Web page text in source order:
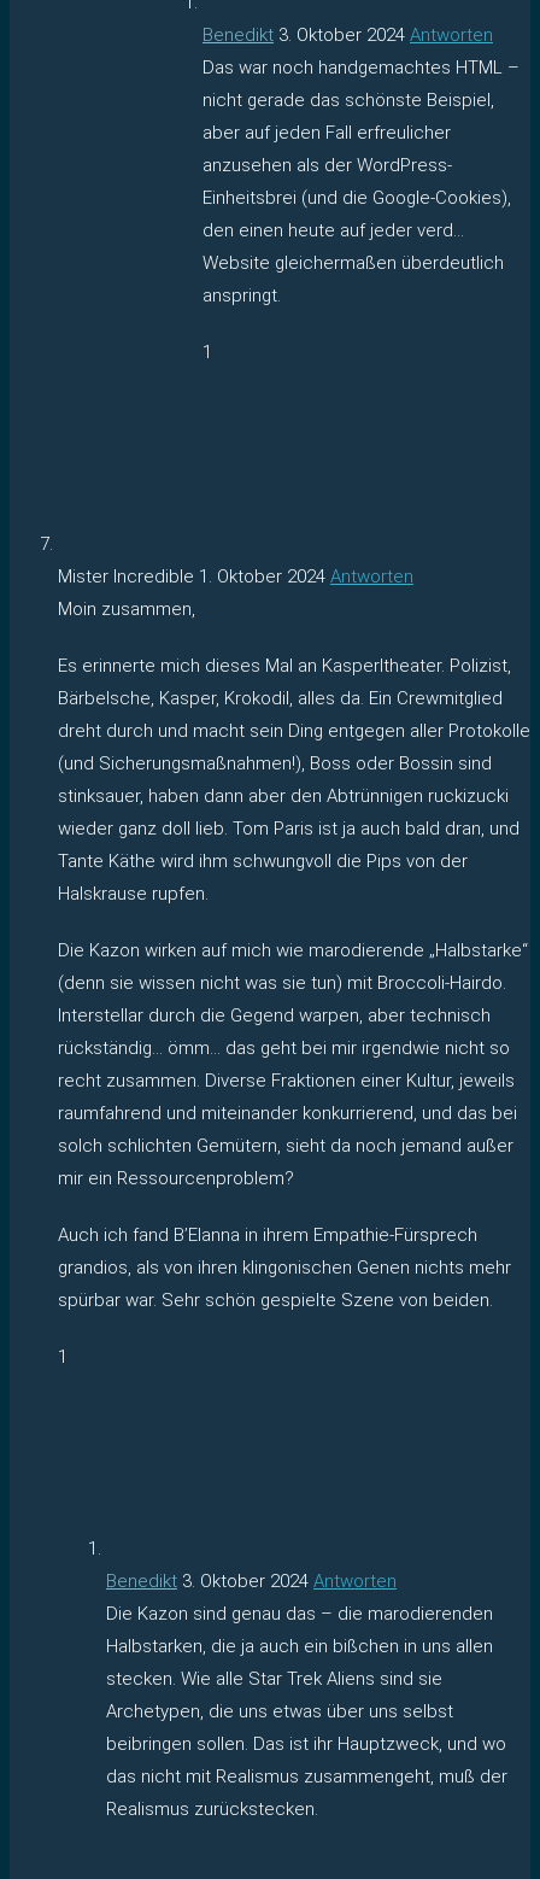
Benedikt 3. Oktober 2024 Antworten
Das war noch handgemachtes HTML –
nicht gerade das schönste Beispiel,
aber auf jeden Fall erfreulicher
anzusehen als der WordPress-
Einheitsbrei (und die Google-Cookies),
den einen heute auf jeder verd…
Website gleichermaßen überdeutlich
anspringt.
1
Mister Incredible 1. Oktober 2024 Antworten
Moin zusammen,
Es erinnerte mich dieses Mal an Kasperltheater. Polizist,
Bärbelsche, Kasper, Krokodil, alles da. Ein Crewmitglied
dreht durch und macht sein Ding entgegen aller Protokolle
(und Sicherungsmaßnahmen!), Boss oder Bossin sind
stinksauer, haben dann aber den Abtrünnigen ruckizucki
wieder ganz doll lieb. Tom Paris ist ja auch bald dran, und
Tante Käthe wird ihm schwungvoll die Pips von der
Halskrause rupfen.
Die Kazon wirken auf mich wie marodierende „Halbstarke“
(denn sie wissen nicht was sie tun) mit Broccoli-Hairdo.
Interstellar durch die Gegend warpen, aber technisch
rückständig… ömm… das geht bei mir irgendwie nicht so
recht zusammen. Diverse Fraktionen einer Kultur, jeweils
raumfahrend und miteinander konkurrierend, und das bei
solch schlichten Gemütern, sieht da noch jemand außer
mir ein Ressourcenproblem?
Auch ich fand B’Elanna in ihrem Empathie-Fürsprech
grandios, als von ihren klingonischen Genen nichts mehr
spürbar war. Sehr schön gespielte Szene von beiden.
1
Benedikt 3. Oktober 2024 Antworten
Die Kazon sind genau das – die marodierenden
Halbstarken, die ja auch ein bißchen in uns allen
stecken. Wie alle Star Trek Aliens sind sie
Archetypen, die uns etwas über uns selbst
beibringen sollen. Das ist ihr Hauptzweck, und wo
das nicht mit Realismus zusammengeht, muß der
Realismus zurückstecken.